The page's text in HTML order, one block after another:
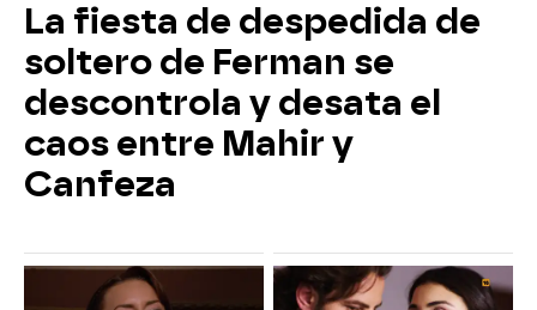
La fiesta de despedida de
soltero de Ferman se
descontrola y desata el
caos entre Mahir y
Canfeza